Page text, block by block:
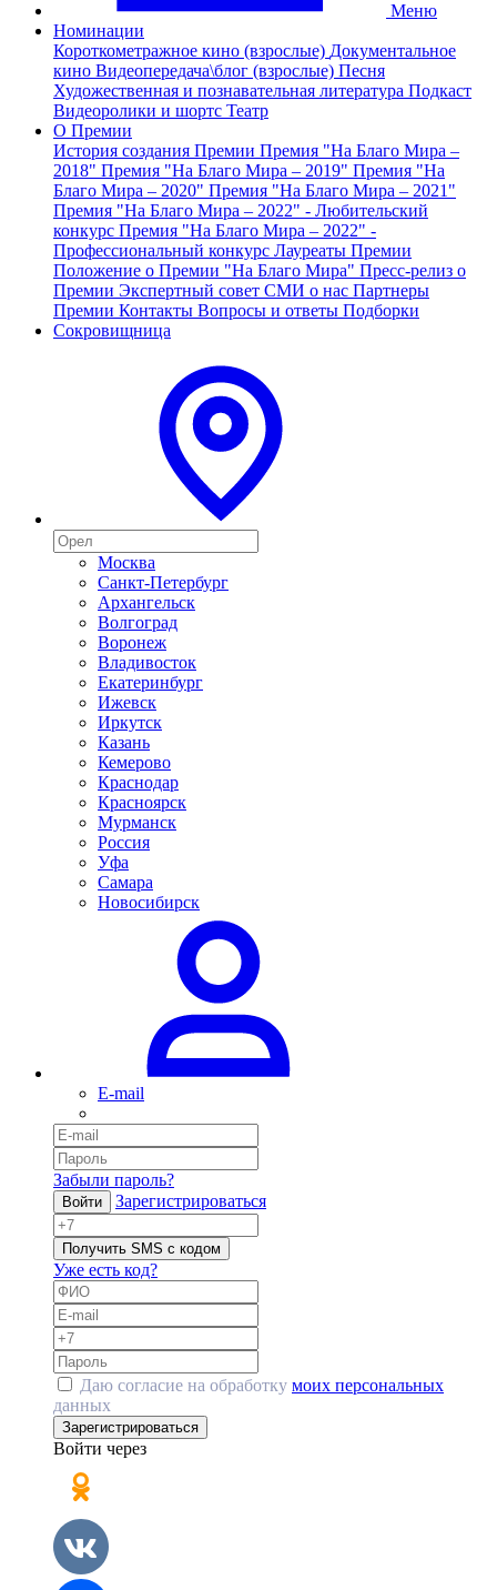
Меню
Номинации
Короткометражное кино (взрослые) Документальное
кино Видеопередача\блог (взрослые) Песня
Художественная и познавательная литература Подкаст
Видеоролики и шортс Театр
О Премии
История создания Премии Премия "На Благо Мира –
2018" Премия "На Благо Мира – 2019" Премия "На
Благо Мира – 2020" Премия "На Благо Мира – 2021"
Премия "На Благо Мира – 2022" - Любительский
конкурс Премия "На Благо Мира – 2022" -
Профессиональный конкурс Лауреаты Премии
Положение о Премии "На Благо Мира" Пресс-релиз о
Премии Экспертный совет СМИ о нас Партнеры
Премии Контакты Вопросы и ответы Подборки
Сокровищница
Москва
Санкт-Петербург
Архангельск
Волгоград
Воронеж
Владивосток
Екатеринбург
Ижевск
Иркутск
Казань
Кемерово
Краснодар
Красноярск
Мурманск
Россия
Уфа
Самара
Новосибирск
E-mail
Забыли пароль?
Войти Зарегистрироваться
Получить SMS с кодом
Уже есть код?
Даю согласие на обработку моих персональных
данных
Зарегистрироваться
Войти через